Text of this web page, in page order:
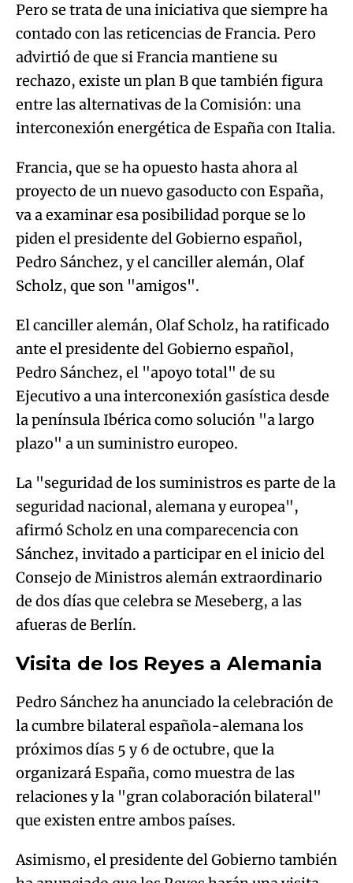
Pero se trata de una iniciativa que siempre ha
contado con las reticencias de Francia. Pero
advirtió de que si Francia mantiene su
rechazo, existe un plan B que también figura
entre las alternativas de la Comisión: una
interconexión energética de España con Italia.
Francia, que se ha opuesto hasta ahora al
proyecto de un nuevo gasoducto con España,
va a examinar esa posibilidad porque se lo
piden el presidente del Gobierno español,
Pedro Sánchez, y el canciller alemán, Olaf
Scholz, que son "amigos".
El canciller alemán, Olaf Scholz, ha ratificado
ante el presidente del Gobierno español,
Pedro Sánchez, el "apoyo total" de su
Ejecutivo a una interconexión gasística desde
la península Ibérica como solución "a largo
plazo" a un suministro europeo.
La "seguridad de los suministros es parte de la
seguridad nacional, alemana y europea",
afirmó Scholz en una comparecencia con
Sánchez, invitado a participar en el inicio del
Consejo de Ministros alemán extraordinario
de dos días que celebra se Meseberg, a las
afueras de Berlín.
Visita de los Reyes a Alemania
Pedro Sánchez ha anunciado la celebración de
la cumbre bilateral española-alemana los
próximos días 5 y 6 de octubre, que la
organizará España, como muestra de las
relaciones y la "gran colaboración bilateral"
que existen entre ambos países.
Asimismo, el presidente del Gobierno también